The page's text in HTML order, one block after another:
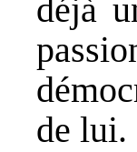
déjà
de lui.